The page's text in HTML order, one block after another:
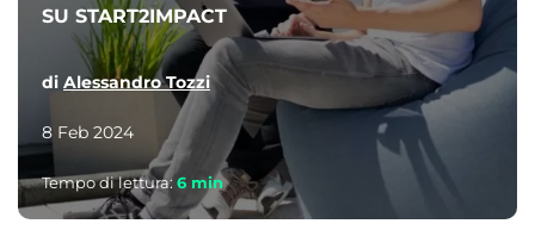
SU START2IMPACT
di Alessandro Tozzi
8 Feb 2024
Tempo di lettura:6 min